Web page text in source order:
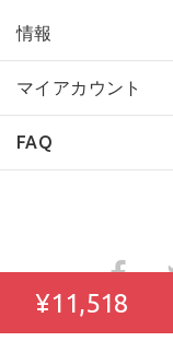
¥11,518
情報
マイアカウント
FAQ